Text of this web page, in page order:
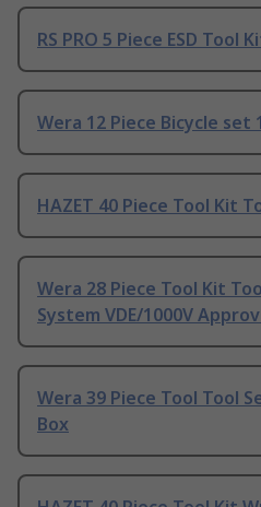
RS PRO 5 Piece ESD
Wera 12 Piece Bicycle set
HAZET 40 Piece Tool Kit
Wera 28 Piece Tool Kit
System VDE/1000V
Wera 39 Piece Tool Tool
Box